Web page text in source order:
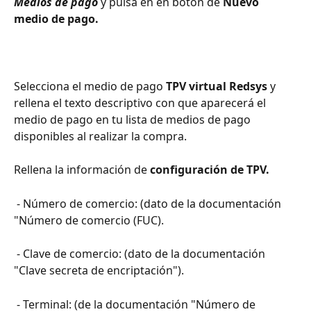
medio de pago.
Selecciona el medio de pago TPV virtual Redsys y
rellena el texto descriptivo con que aparecerá el
medio de pago en tu lista de medios de pago
disponibles al realizar la compra.
Rellena la información de configuración de TPV.
"Número de comercio (FUC).
"Clave secreta de encriptación").